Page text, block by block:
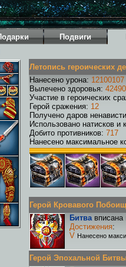
Подвиги
Летопись героических
Нанесено урона: 12100107
Вылечено здоровья:
Участие в героических
Герой сражения: 12
Получено даров
Использовано натисков и
Добито противников: 717
Нанесено максимальное
Герой Кровавого
Битвавписана
Достижения:
V Нанесено
Герой Эпохальной